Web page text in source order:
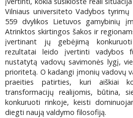
Vilniaus universiteto Vadybos
559 dvylikos Lietuvos gamybinių
Atrinktos skirtingos šakos ir
įvertinant jų gebėjimą
rezultatai leido įvertinti vadybos
nustatytą vadovų savimonės lygį,
prioritetą. O kadangi įmonių vadovų
praeities patirties, kuri aiškiai
transformacijų realijomis, būtina,
konkuruoti rinkoje, keisti
diegti naują valdymo filosofiją.